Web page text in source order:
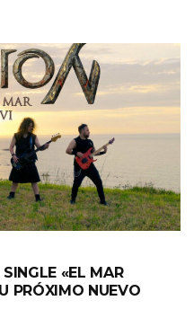
«EL MAR
PRÓXIMO NUEVO